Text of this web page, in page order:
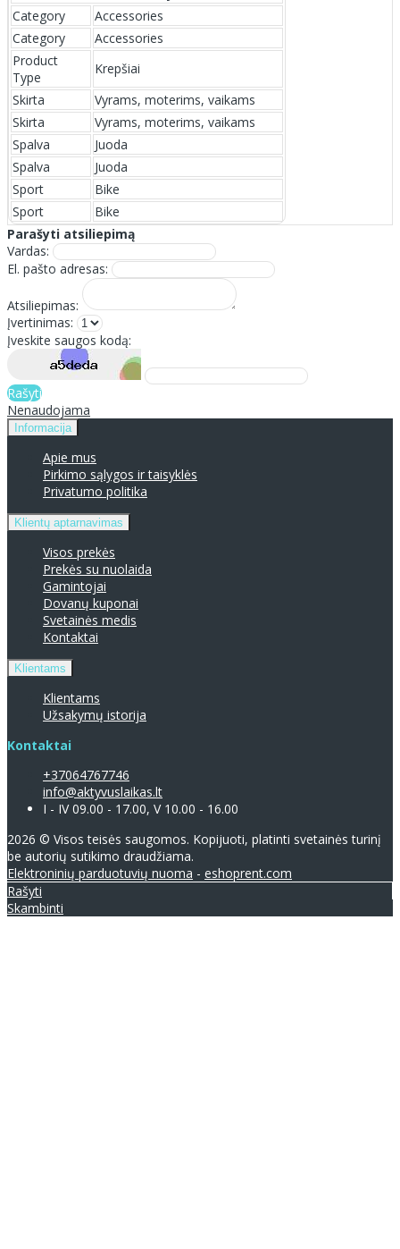
Category
Accessories
Category
Accessories
Product
Type
Krepšiai
Skirta
Vyrams, moterims, vaikams
Skirta
Vyrams, moterims, vaikams
Spalva
Juoda
Spalva
Juoda
Sport
Bike
Sport
Bike
Parašyti atsiliepimą
Vardas:
El. pašto adresas:
Atsiliepimas:
Įvertinimas:
Įveskite saugos kodą:
Rašyti
Nenaudojama
Informacija
Apie mus
Pirkimo sąlygos ir taisyklės
Privatumo politika
Klientų aptarnavimas
Visos prekės
Prekės su nuolaida
Gamintojai
Dovanų kuponai
Svetainės medis
Kontaktai
Klientams
Klientams
Užsakymų istorija
Kontaktai
+37064767746
info@aktyvuslaikas.lt
I - IV 09.00 - 17.00, V 10.00 - 16.00
2026 © Visos teisės saugomos. Kopijuoti, platinti svetainės turinį
be autorių sutikimo draudžiama.
Elektroninių parduotuvių nuoma - eshoprent.com
Rašyti
Skambinti